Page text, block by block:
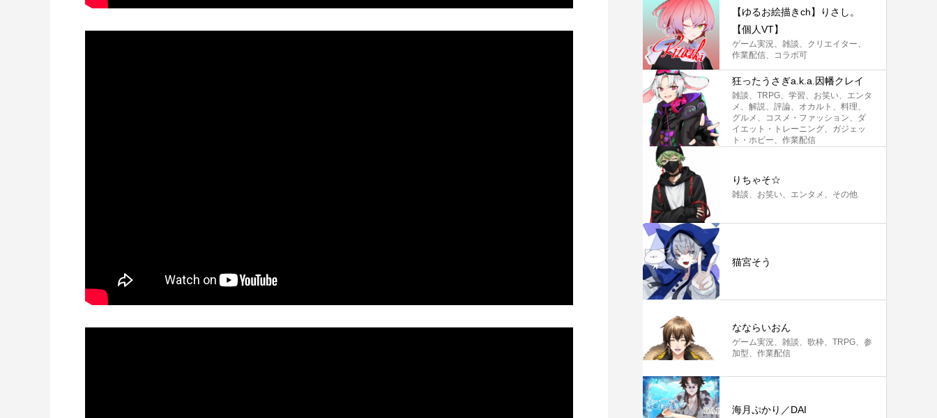
【ゆるお絵描きch】りさし。
【個人VT】
ゲーム実況、雑談、クリエイター、
作業配信、コラボ可
狂ったうさぎa.k.a.因幡クレイ
雑談、TRPG、学習、お笑い、エンタ
メ、解説、評論、オカルト、料理、
グルメ、コスメ・ファッション、ダ
イエット・トレーニング、ガジェッ
ト・ホビー、作業配信
りちゃそ☆
雑談、お笑い、エンタメ、その他
猫宮そう
なならいおん
ゲーム実況、雑談、歌枠、TRPG、参
加型、作業配信
海月ぷかり／DAI